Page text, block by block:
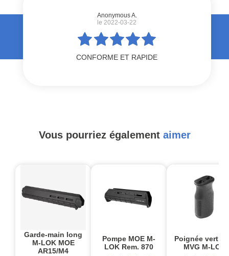
Anonymous A.
le 2022-03-22
CONFORME ET RAPIDE
Vous pourriez également aimer
Garde-main long
M-LOK MOE
AR15/M4
Pompe MOE M-
LOK Rem. 870
Poignée
MVG M-LOK